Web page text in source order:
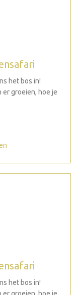
het bos in!
groeien, hoe je
het bos in!